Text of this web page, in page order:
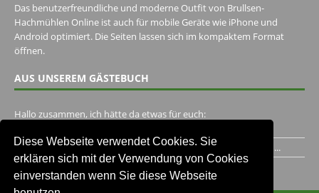
Diese Webseite verwendet Cookies. Sie
erklären sich mit der Verwendung von Cookies
einverstanden wenn Sie diese Webseite
Das benutzerfreundliche und moderne Outfit von Brullsen-
Hachmühlen Online ist auch für mobile Geräte wie iPhone und
Android optimiert. Die Seiten lassen sich im kompaktem Format
öffnen.
AUS UNSEREM GÄSTEBUCH
Hallo zusammen, ich hätte da etwas für euch:
Ich habe ein Jahr im Gasthaus Hugo Pape verbracht..Habe ihn...
Unser Gästebuch besuchen